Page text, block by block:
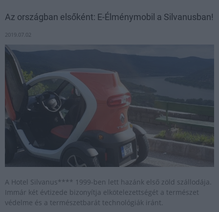
Az országban elsőként: E-Élménymobil a Silvanusban!
2019.07.02
A Hotel Silvanus**** 1999-ben lett hazánk első zöld szállodája.
Immár két évtizede bizonyítja elkötelezettségét a természet
védelme és a természetbarát technológiák iránt.